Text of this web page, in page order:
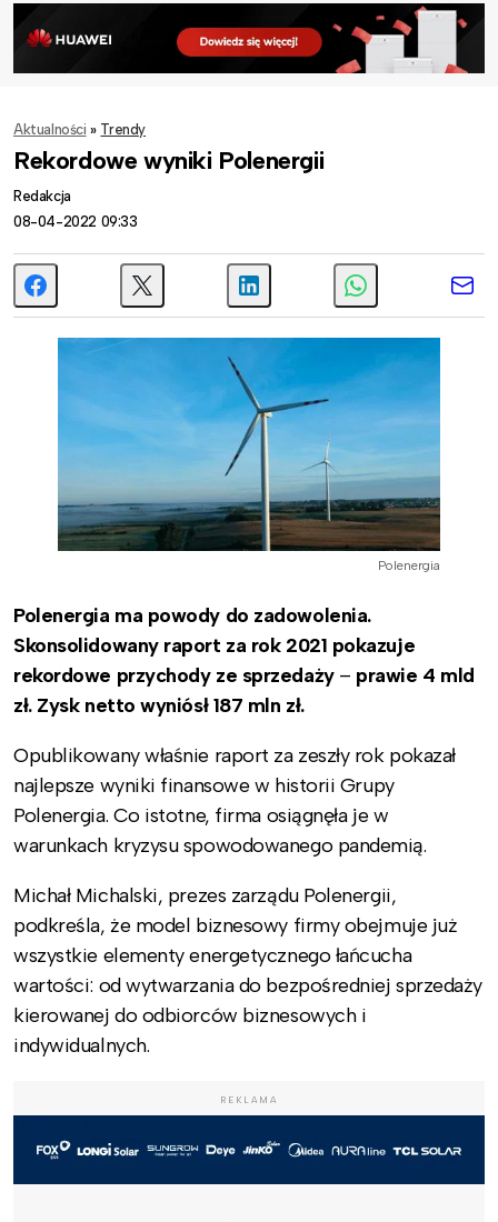
Aktualności » Trendy
Rekordowe wyniki Polenergii
Redakcja
08-04-2022 09:33
Polenergia
Polenergia ma powody do zadowolenia.
Skonsolidowany raport za rok 2021 pokazuje
rekordowe przychody ze sprzedaży – prawie 4 mld
zł. Zysk netto wyniósł 187 mln zł.
Opublikowany właśnie raport za zeszły rok pokazał
najlepsze wyniki finansowe w historii Grupy
Polenergia. Co istotne, firma osiągnęła je w
warunkach kryzysu spowodowanego pandemią.
Michał Michalski, prezes zarządu Polenergii,
podkreśla, że model biznesowy firmy obejmuje już
wszystkie elementy energetycznego łańcucha
wartości: od wytwarzania do bezpośredniej sprzedaży
kierowanej do odbiorców biznesowych i
indywidualnych.
REKLAMA